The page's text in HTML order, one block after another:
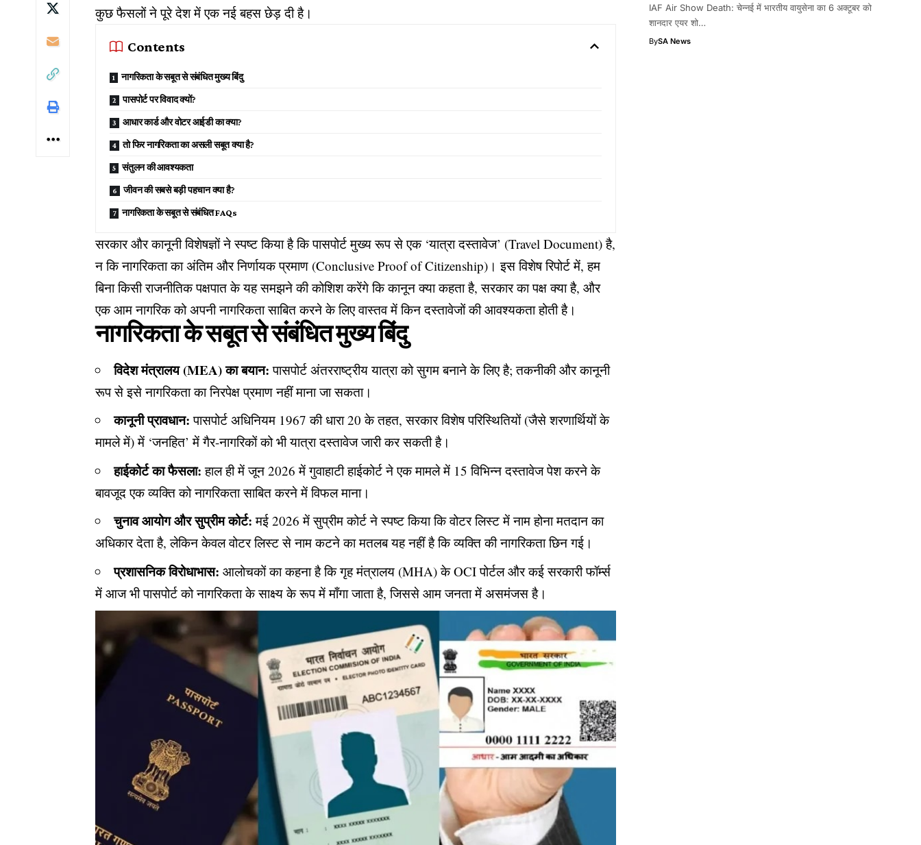
कुछ फैसलों ने पूरे देश में एक नई बहस छेड़ दी है।
Contents
नागरिकता के सबूत से संबंधित मुख्य बिंदु
​पासपोर्ट पर विवाद क्यों?
​आधार कार्ड और वोटर आईडी का क्या?
​तो फिर नागरिकता का असली सबूत क्या है?
​संतुलन की आवश्यकता
जीवन की सबसे बड़ी पहचान क्या है?
नागरिकता के सबूत से संबंधित ​FAQs
​सरकार और कानूनी विशेषज्ञों ने स्पष्ट किया है कि पासपोर्ट मुख्य रूप से एक ‘यात्रा दस्तावेज’ (Travel Document) है,
न कि नागरिकता का अंतिम और निर्णायक प्रमाण (Conclusive Proof of Citizenship)। इस विशेष रिपोर्ट में, हम
बिना किसी राजनीतिक पक्षपात के यह समझने की कोशिश करेंगे कि कानून क्या कहता है, सरकार का पक्ष क्या है, और
एक आम नागरिक को अपनी नागरिकता साबित करने के लिए वास्तव में किन दस्तावेजों की आवश्यकता होती है।
नागरिकता के सबूत से संबंधित मुख्य बिंदु
विदेश मंत्रालय (MEA) का बयान: पासपोर्ट अंतरराष्ट्रीय यात्रा को सुगम बनाने के लिए है; तकनीकी और कानूनी
रूप से इसे नागरिकता का निरपेक्ष प्रमाण नहीं माना जा सकता।
कानूनी प्रावधान: पासपोर्ट अधिनियम 1967 की धारा 20 के तहत, सरकार विशेष परिस्थितियों (जैसे शरणार्थियों के
मामले में) में ‘जनहित’ में गैर-नागरिकों को भी यात्रा दस्तावेज जारी कर सकती है।
हाईकोर्ट का फैसला: हाल ही में जून 2026 में गुवाहाटी हाईकोर्ट ने एक मामले में 15 विभिन्न दस्तावेज पेश करने के
बावजूद एक व्यक्ति को नागरिकता साबित करने में विफल माना।
चुनाव आयोग और सुप्रीम कोर्ट: मई 2026 में सुप्रीम कोर्ट ने स्पष्ट किया कि वोटर लिस्ट में नाम होना मतदान का
अधिकार देता है, लेकिन केवल वोटर लिस्ट से नाम कटने का मतलब यह नहीं है कि व्यक्ति की नागरिकता छिन गई।
प्रशासनिक विरोधाभास: आलोचकों का कहना है कि गृह मंत्रालय (MHA) के OCI पोर्टल और कई सरकारी फॉर्म्स
में आज भी पासपोर्ट को नागरिकता के साक्ष्य के रूप में माँगा जाता है, जिससे आम जनता में असमंजस है।
IAF Air Show Death: चेन्नई में भारतीय वायुसेना का 6 अक्टूबर को
शानदार एयर शो…
BySA News